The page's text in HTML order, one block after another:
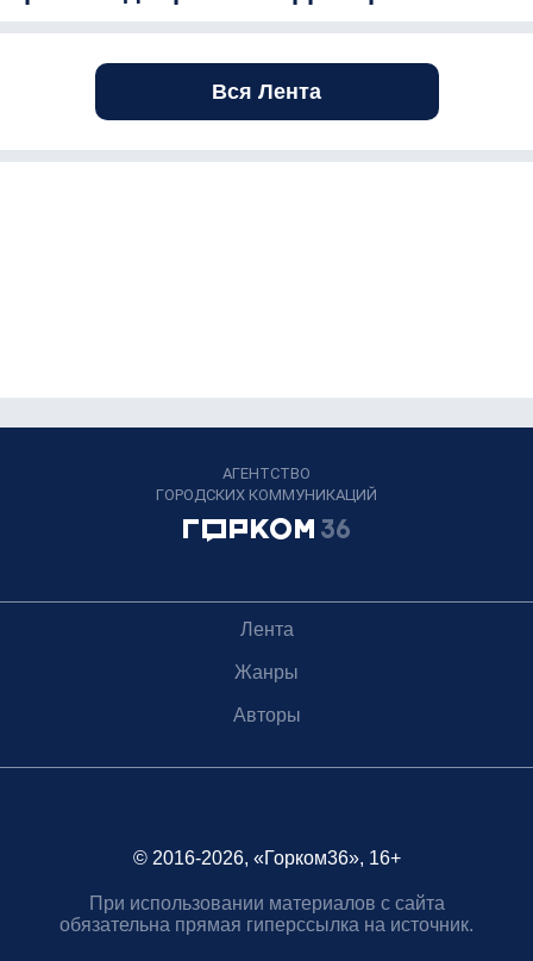
Вся Лента
АГЕНТСТВО
ГОРОДСКИХ КОММУНИКАЦИЙ
Лента
Жанры
Авторы
© 2016-2026, «Горком36», 16+
При использовании материалов с сайта
обязательна прямая гиперссылка на источник.